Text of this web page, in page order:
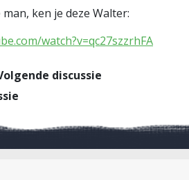
ken je deze Walter:
watch?v=qc27szzrhFA
discussie